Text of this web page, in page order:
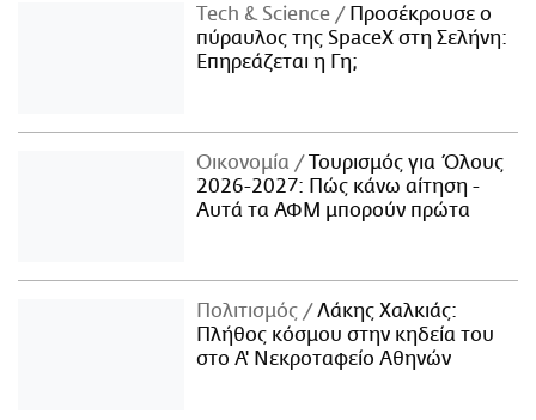
Τech & Science
Προσέκρουσε ο
πύραυλος της SpaceX στη Σελήνη:
Επηρεάζεται η Γη;
Οικονομία
Τουρισμός για Όλους
2026-2027: Πώς κάνω αίτηση -
Αυτά τα ΑΦΜ μπορούν πρώτα
Πολιτισμός
Λάκης Χαλκιάς:
Πλήθος κόσμου στην κηδεία του
στο Α' Νεκροταφείο Αθηνών